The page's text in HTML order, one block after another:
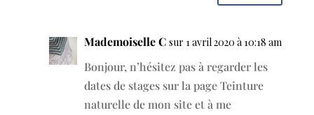
Mademoiselle C sur 1 avril 2020 à 10:18 am
Bonjour, n’hésitez pas à regarder les
dates de stages sur la page Teinture
naturelle de mon site et à me